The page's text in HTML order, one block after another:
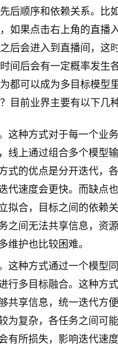
后顺序和依赖关系。比
如果点击右上角的直播
后会进入到直播间，这
间后会有一定概率发生
都可以成为多目标模型
目前业界主要有以下几
这种方式对于每一个业
线上通过组合多个模型
式的优点是分开迭代，
代速度会更快。而缺点
拟合，目标之间的依赖
之间无法共享信息，资
维护也比较困难。
这种方式通过一个模型
行多目标融合。这种方
共享信息，统一迭代方
为复杂，各任务之间可
有所损失，影响迭代速度